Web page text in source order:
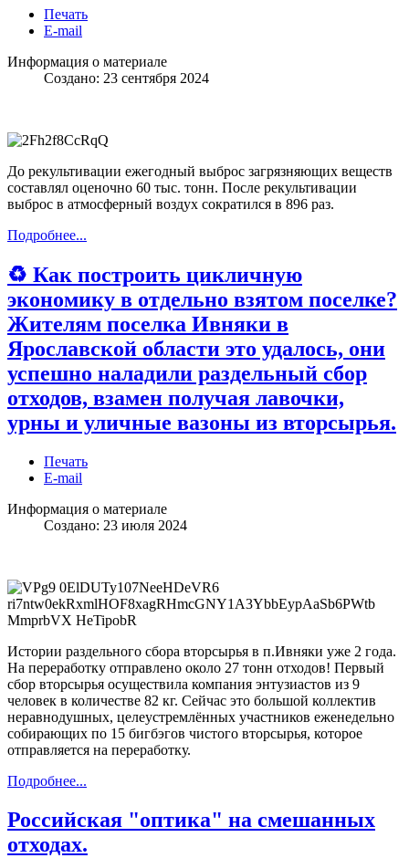
Печать
E-mail
Информация о материале
Создано: 23 сентября 2024
До рекультивации ежегодный выброс загрязняющих веществ
составлял оценочно 60 тыс. тонн. После рекультивации
выброс в атмосферный воздух сократился в 896 раз.
Подробнее...
♻ Как построить цикличную
экономику в отдельно взятом поселке?
Жителям поселка Ивняки в
Ярославской области это удалось, они
успешно наладили раздельный сбор
отходов, взамен получая лавочки,
урны и уличные вазоны из вторсырья.
Печать
E-mail
Информация о материале
Создано: 23 июля 2024
Истории раздельного сбора вторсырья в п.Ивняки уже 2 года.
На переработку отправлено около 27 тонн отходов! Первый
сбор вторсырья осуществила компания энтузиастов из 9
человек в количестве 82 кг. Сейчас это большой коллектив
неравнодушных, целеустремлённых участников еженедельно
собирающих по 15 бигбэгов чистого вторсырья, которое
отправляется на переработку.
Подробнее...
Российская "оптика" на смешанных
отходах.